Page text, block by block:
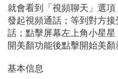
就會看到「視頻聊天」選
發起視頻通話；等到對方
話；點擊屏幕左上角小星
開美顏功能後點擊開始美顏
基本信息